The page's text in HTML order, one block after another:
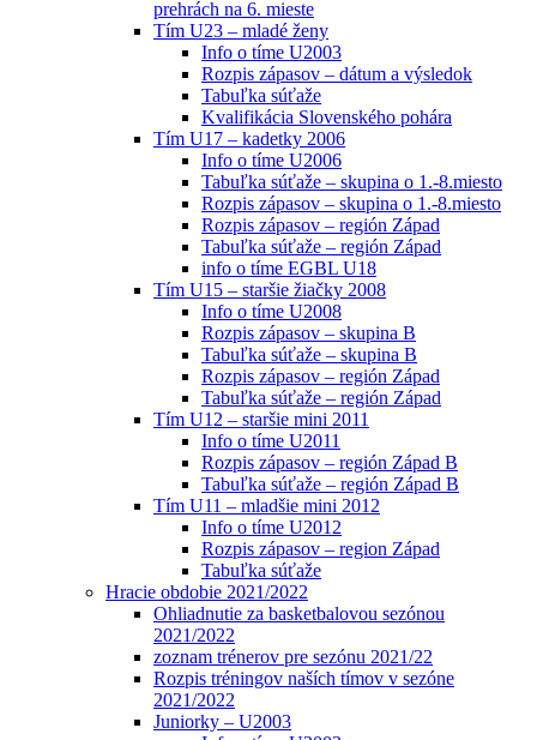
prehrách na 6. mieste
Tím U23 – mladé ženy
Info o tíme U2003
Rozpis zápasov – dátum a výsledok
Tabuľka súťaže
Kvalifikácia Slovenského pohára
Tím U17 – kadetky 2006
Info o tíme U2006
Tabuľka súťaže – skupina o 1.-8.miesto
Rozpis zápasov – skupina o 1.-8.miesto
Rozpis zápasov – región Západ
Tabuľka súťaže – región Západ
info o tíme EGBL U18
Tím U15 – staršie žiačky 2008
Info o tíme U2008
Rozpis zápasov – skupina B
Tabuľka súťaže – skupina B
Rozpis zápasov – región Západ
Tabuľka súťaže – región Západ
Tím U12 – staršie mini 2011
Info o tíme U2011
Rozpis zápasov – región Západ B
Tabuľka súťaže – región Západ B
Tím U11 – mladšie mini 2012
Info o tíme U2012
Rozpis zápasov – region Západ
Tabuľka súťaže
Hracie obdobie 2021/2022
Ohliadnutie za basketbalovou sezónou
2021/2022
zoznam trénerov pre sezónu 2021/22
Rozpis tréningov naších tímov v sezóne
2021/2022
Juniorky – U2003